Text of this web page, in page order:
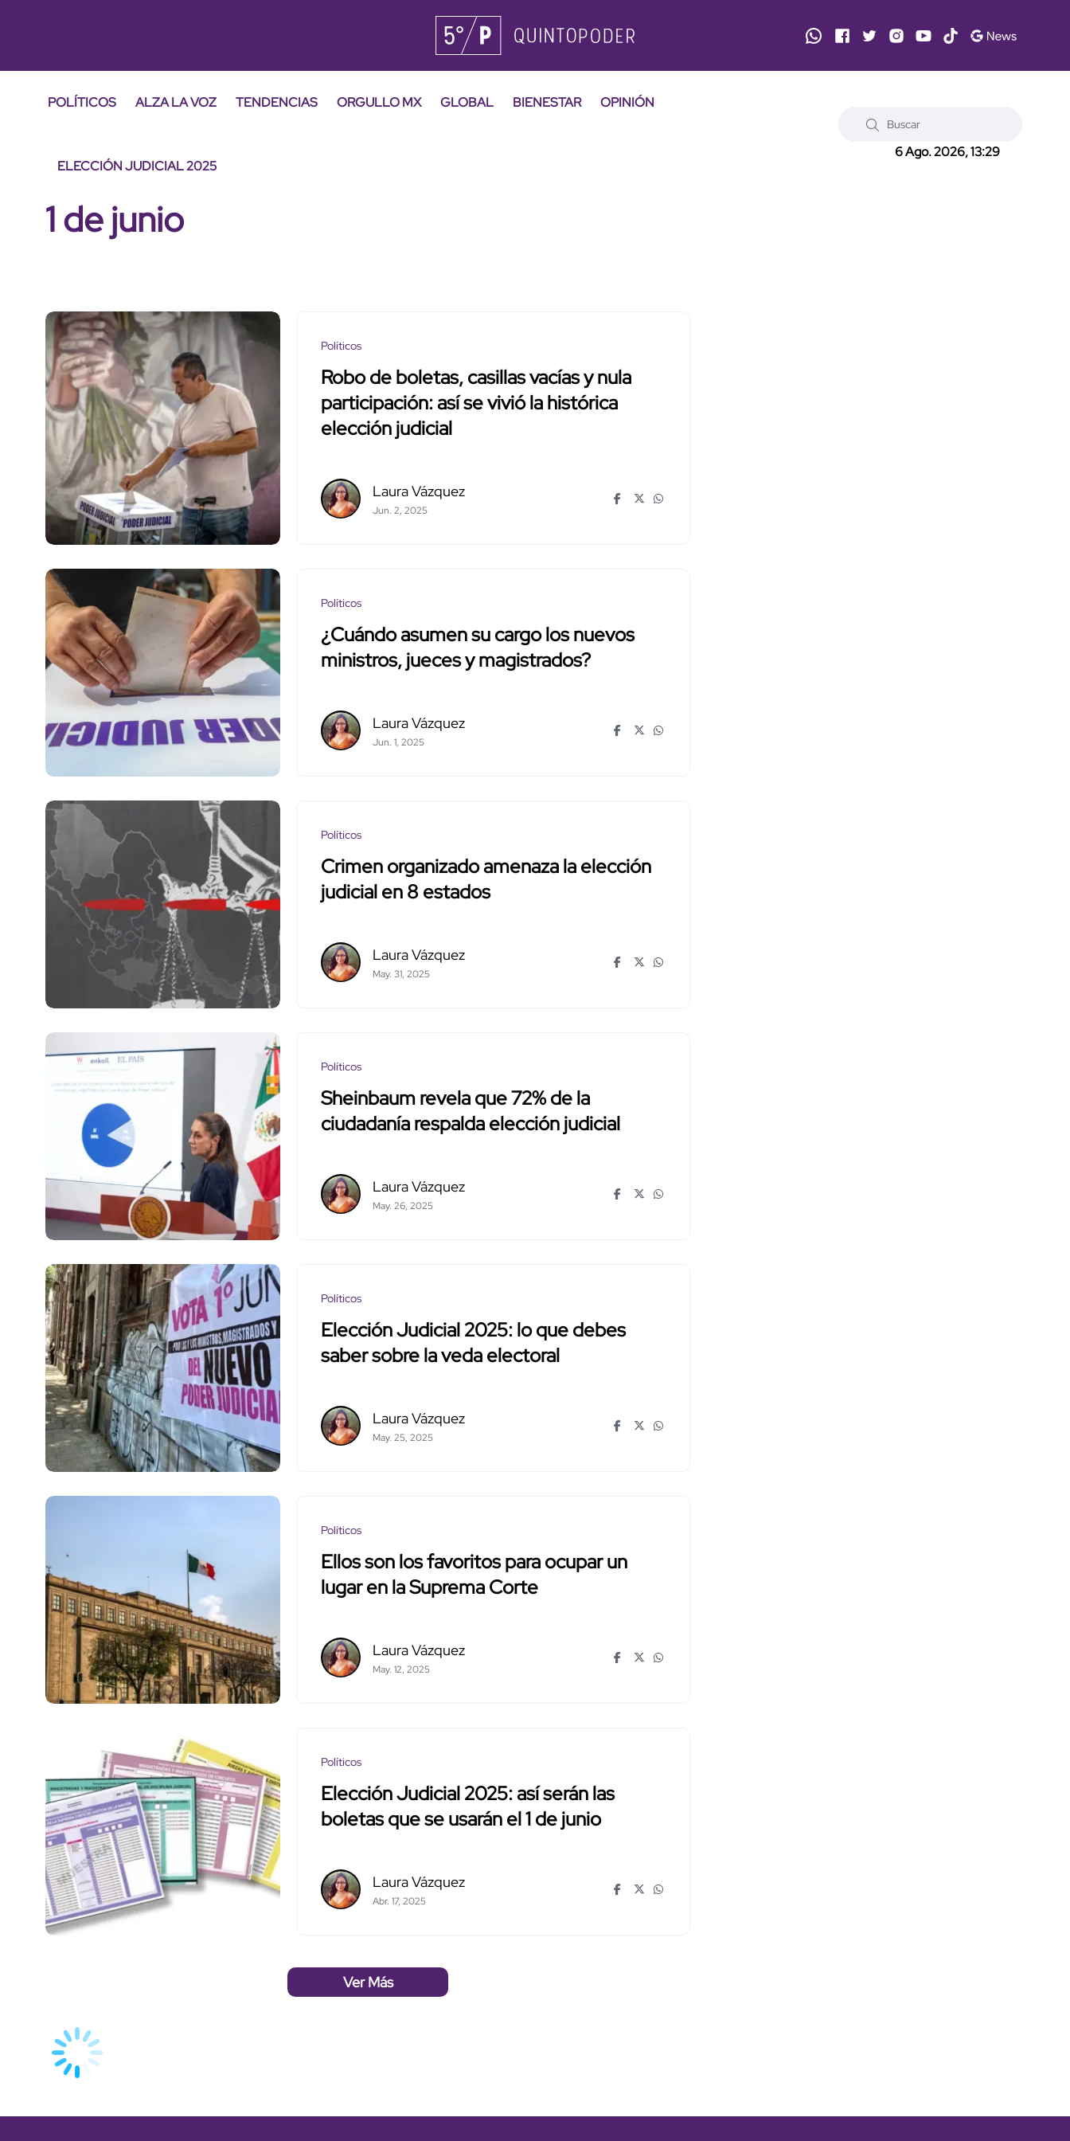
POLÍTICOS ALZA LA VOZ TENDENCIAS ORGULLO MX GLOBAL BIENESTAR OPINIÓN
ELECCIÓN JUDICIAL 2025
6 Ago. 2026, 13:29
1 de junio
Políticos
Robo de boletas, casillas vacías y nula
participación: así se vivió la histórica
elección judicial
Laura Vázquez
Jun. 2, 2025
Políticos
¿Cuándo asumen su cargo los nuevos
ministros, jueces y magistrados?
Laura Vázquez
Jun. 1, 2025
Políticos
Crimen organizado amenaza la elección
judicial en 8 estados
Laura Vázquez
May. 31, 2025
Políticos
Sheinbaum revela que 72% de la
ciudadanía respalda elección judicial
Laura Vázquez
May. 26, 2025
Políticos
Elección Judicial 2025: lo que debes
saber sobre la veda electoral
Laura Vázquez
May. 25, 2025
Políticos
Ellos son los favoritos para ocupar un
lugar en la Suprema Corte
Laura Vázquez
May. 12, 2025
Políticos
Elección Judicial 2025: así serán las
boletas que se usarán el 1 de junio
Laura Vázquez
Abr. 17, 2025
Ver Más